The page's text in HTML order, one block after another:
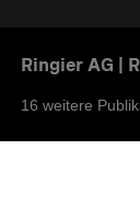
Ringier AG |
16 weitere